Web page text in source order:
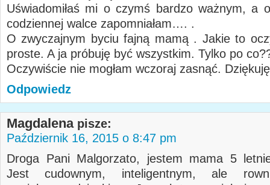
Uświadomiłaś mi o czymś bardzo ważnym, a
codziennej walce zapomniałam…. .
O zwyczajnym byciu fajną mamą . Jakie to
proste. A ja próbuję być wszystkim. Tylko po
Oczywiście nie mogłam wczoraj zasnąć.
Odpowiedz
Magdalena pisze:
Październik 16, 2015 o 8:47 pm
Droga Pani Malgorzato, jestem mama 5
Jest cudownym, inteligentnym, ale